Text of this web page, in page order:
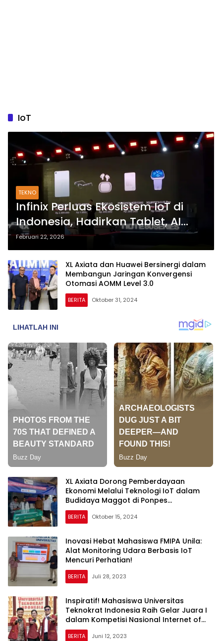
IoT
TEKNO
Infinix Perluas Ekosistem IoT di
Indonesia, Hadirkan Tablet, AI
Glasses, hingga Aksesori Pintar
Februari 22, 2026
XL Axiata dan Huawei Bersinergi dalam
Membangun Jaringan Konvergensi
Otomasi AOMM Level 3.0
BERITA Oktober 31, 2024
XL Axiata Dorong Pemberdayaan
Ekonomi Melalui Teknologi IoT dalam
Budidaya Maggot di Ponpes
Daarussaadah Lampung Tengah
BERITA Oktober 15, 2024
Inovasi Hebat Mahasiswa FMIPA Unila:
Alat Monitoring Udara Berbasis IoT
Mencuri Perhatian!
BERITA Juli 28, 2023
Inspiratif! Mahasiswa Universitas
Teknokrat Indonesia Raih Gelar Juara I
dalam Kompetisi Nasional Internet of
Things
BERITA Juni 12, 2023